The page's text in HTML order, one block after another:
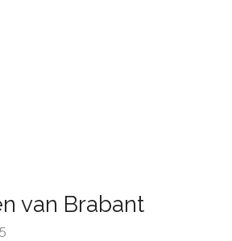
van Brabant